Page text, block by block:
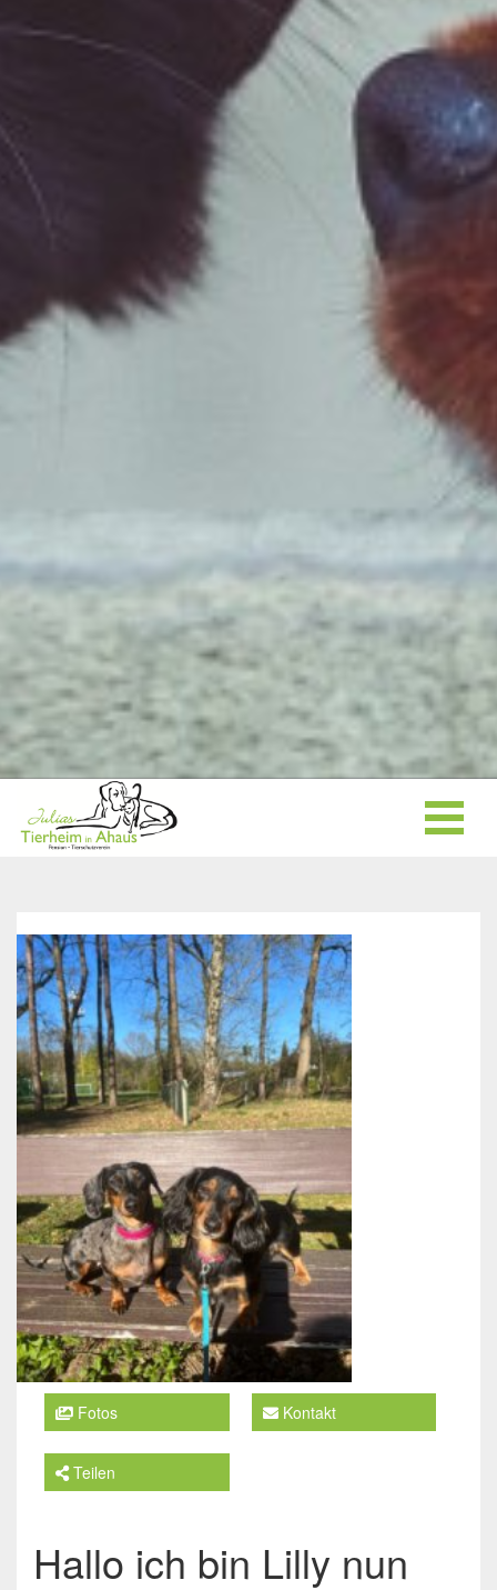
Fotos Kontakt
Teilen
Hallo ich bin Lilly nun